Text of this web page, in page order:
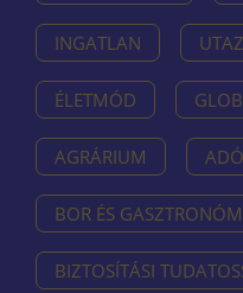
INGATLAN
ÉLETMÓD
AGRÁRIUM
BOR ÉS
BIZTOSÍTÁSI